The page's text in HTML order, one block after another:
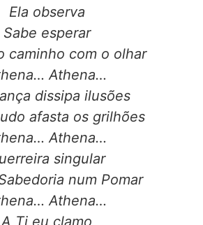
Ela observa
Sabe esperar
caminho com o olhar
Athena…
dissipa ilusões
afasta os grilhões
Athena…
singular
num Pomar
Athena…
A Ti eu clamo